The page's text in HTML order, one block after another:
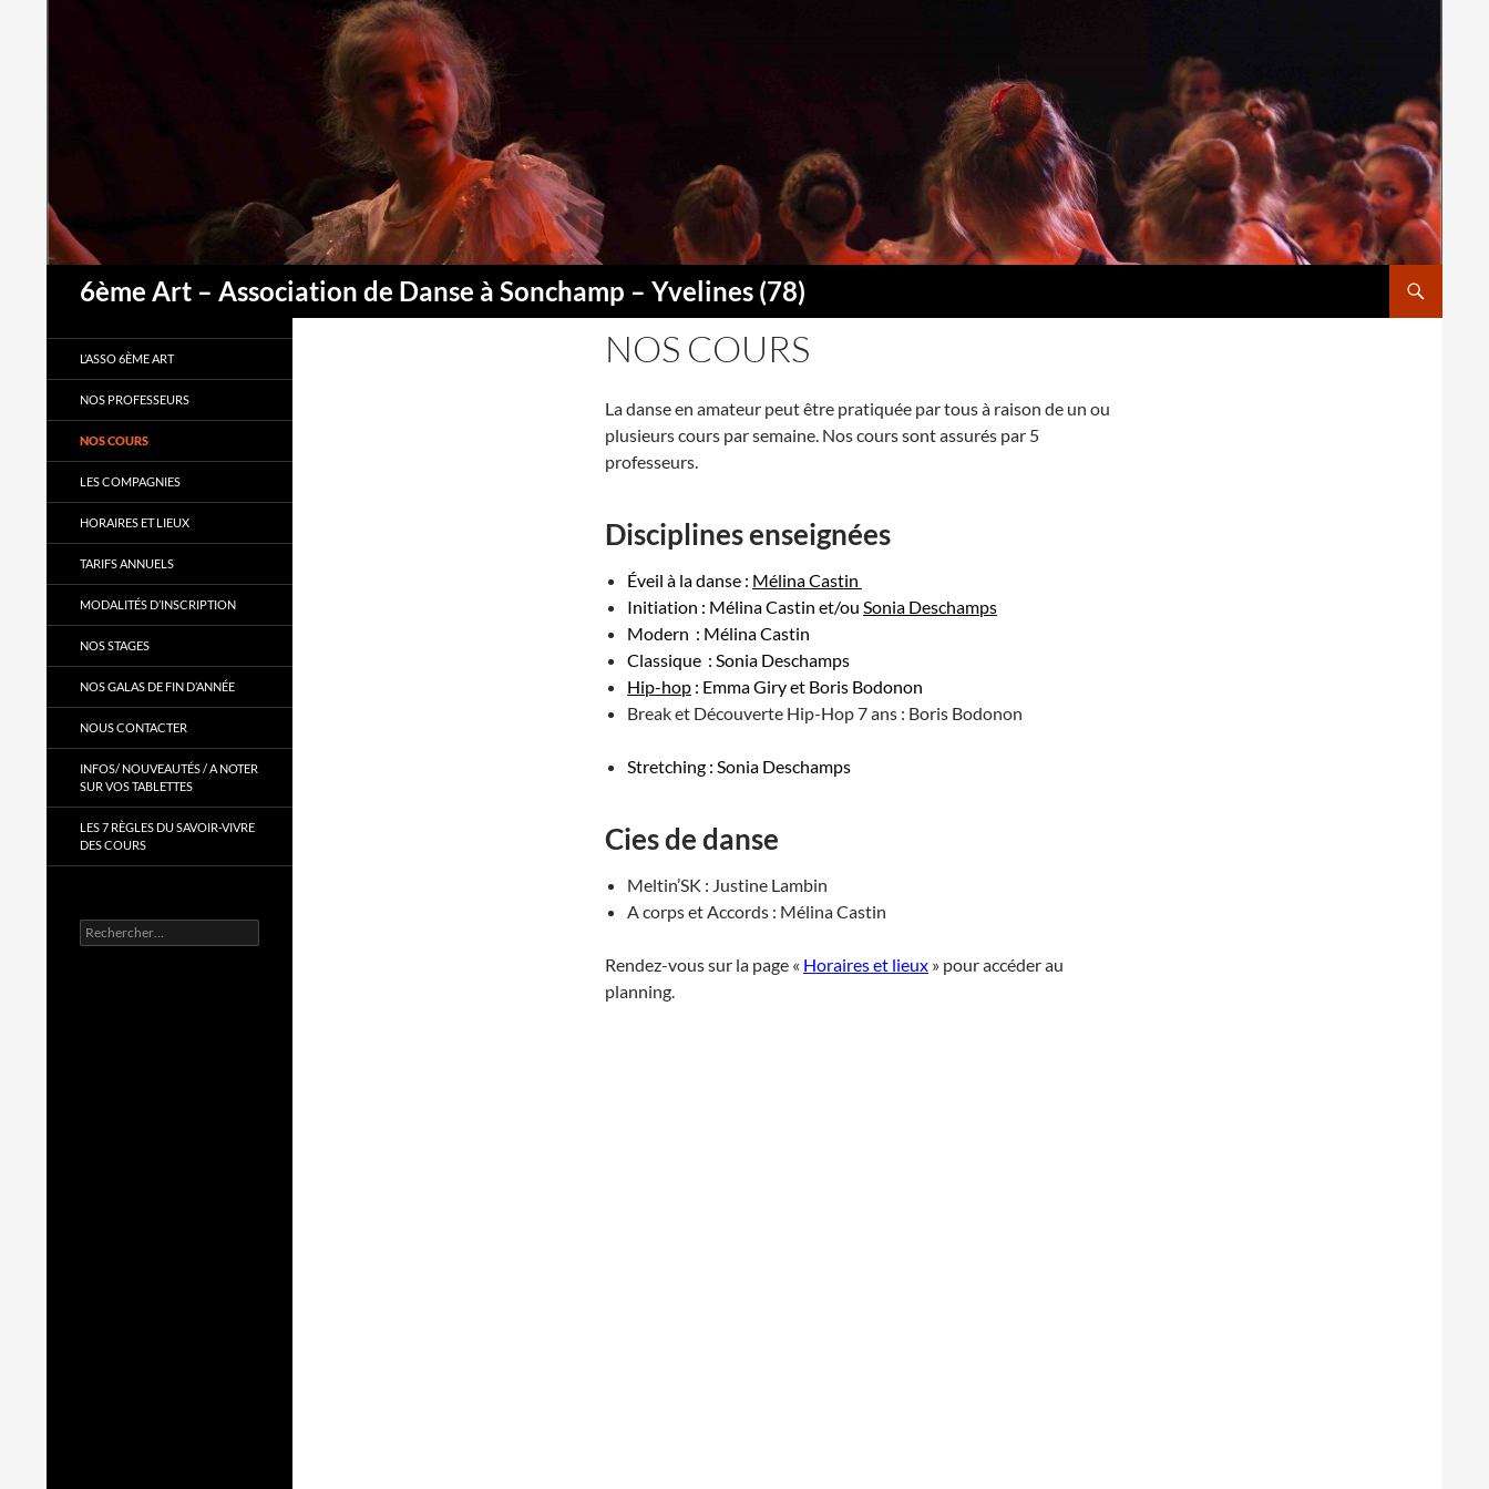
6ème Art – Association de Danse à Sonchamp – Yvelines (78)
Recherche
NOS COURS
La danse en amateur peut être pratiquée par tous à raison de un ou
plusieurs cours par semaine. Nos cours sont assurés par 5
professeurs.
Disciplines enseignées
Éveil à la danse : Mélina Castin
Initiation : Mélina Castin et/ou Sonia Deschamps
Modern : Mélina Castin
Classique : Sonia Deschamps
Hip-hop : Emma Giry et Boris Bodonon
Break et Découverte Hip-Hop 7 ans : Boris Bodonon
Stretching : Sonia Deschamps
Cies de danse
Meltin’SK : Justine Lambin
A corps et Accords : Mélina Castin
Rendez-vous sur la page « Horaires et lieux » pour accéder au
planning.
L’ASSO 6ÈME ART
NOS PROFESSEURS
NOS COURS
LES COMPAGNIES
HORAIRES ET LIEUX
TARIFS ANNUELS
MODALITÉS D’INSCRIPTION
NOS STAGES
NOS GALAS DE FIN D’ANNÉE
NOUS CONTACTER
INFOS/ NOUVEAUTÉS / A NOTER
SUR VOS TABLETTES
LES 7 RÈGLES DU SAVOIR-VIVRE
DES COURS
Rechercher :